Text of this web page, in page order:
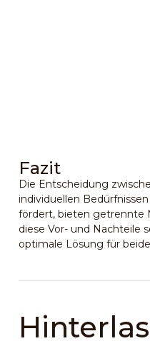
Fazit
Die Entscheidung
individuellen
fördert, bieten getrennte
diese Vor- und Nachteile
optimale Lösung für